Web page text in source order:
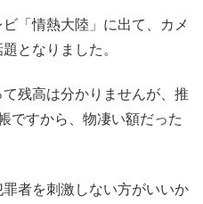
「情熱大陸」に出て、カメ
となりました。
残高は分かりませんが、推
ですから、物凄い額だった
者を刺激しない方がいいか